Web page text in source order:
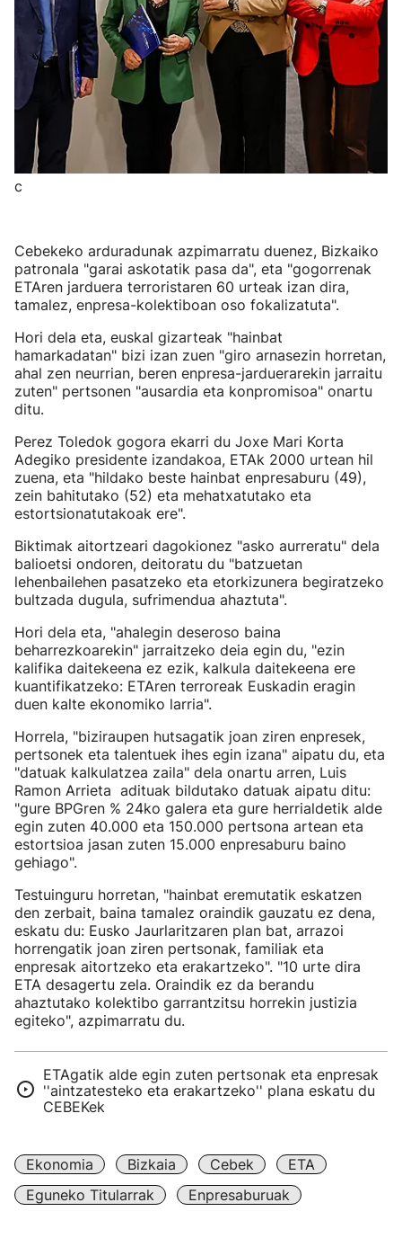
c
Cebekeko arduradunak azpimarratu duenez, Bizkaiko
patronala "garai askotatik pasa da", eta "gogorrenak
ETAren jarduera terroristaren 60 urteak izan dira,
tamalez, enpresa-kolektiboan oso fokalizatuta".
Hori dela eta, euskal gizarteak "hainbat
hamarkadatan" bizi izan zuen "giro arnasezin horretan,
ahal zen neurrian, beren enpresa-jarduerarekin jarraitu
zuten" pertsonen "ausardia eta konpromisoa" onartu
ditu.
Perez Toledok gogora ekarri du Joxe Mari Korta
Adegiko presidente izandakoa, ETAk 2000 urtean hil
zuena, eta "hildako beste hainbat enpresaburu (49),
zein bahitutako (52) eta mehatxatutako eta
estortsionatutakoak ere".
Biktimak aitortzeari dagokionez "asko aurreratu" dela
balioetsi ondoren, deitoratu du "batzuetan
lehenbailehen pasatzeko eta etorkizunera begiratzeko
bultzada dugula, sufrimendua ahaztuta".
Hori dela eta, "ahalegin deseroso baina
beharrezkoarekin" jarraitzeko deia egin du, "ezin
kalifika daitekeena ez ezik, kalkula daitekeena ere
kuantifikatzeko: ETAren terroreak Euskadin eragin
duen kalte ekonomiko larria".
Horrela, "biziraupen hutsagatik joan ziren enpresek,
pertsonek eta talentuek ihes egin izana" aipatu du, eta
"datuak kalkulatzea zaila" dela onartu arren, Luis
Ramon Arrieta adituak bildutako datuak aipatu ditu:
"gure BPGren % 24ko galera eta gure herrialdetik alde
egin zuten 40.000 eta 150.000 pertsona artean eta
estortsioa jasan zuten 15.000 enpresaburu baino
gehiago".
Testuinguru horretan, "hainbat eremutatik eskatzen
den zerbait, baina tamalez oraindik gauzatu ez dena,
eskatu du: Eusko Jaurlaritzaren plan bat, arrazoi
horrengatik joan ziren pertsonak, familiak eta
enpresak aitortzeko eta erakartzeko". "10 urte dira
ETA desagertu zela. Oraindik ez da berandu
ahaztutako kolektibo garrantzitsu horrekin justizia
egiteko", azpimarratu du.
ETAgatik alde egin zuten pertsonak eta enpresak
''aintzatesteko eta erakartzeko'' plana eskatu du
CEBEKek
Ekonomia Bizkaia Cebek
ETA
Eguneko Titularrak
Enpresaburuak